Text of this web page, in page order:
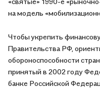
на модель
Чтобы укрепить
Правительства РФ,
обороноспособности
принятый в 2002 году
банке Российской